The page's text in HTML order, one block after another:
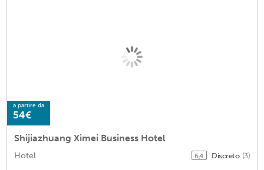
a partire da
54€
Shijiazhuang Ximei Business Hotel
Hotel 6,4 Discreto (3)